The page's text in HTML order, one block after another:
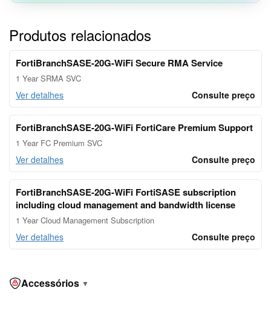
Produtos relacionados
FortiBranchSASE-20G-WiFi Secure RMA Service
1 Year SRMA SVC
Ver detalhes Consulte preço
FortiBranchSASE-20G-WiFi FortiCare Premium Support
1 Year FC Premium SVC
Ver detalhes Consulte preço
FortiBranchSASE-20G-WiFi FortiSASE subscription
including cloud management and bandwidth license
1 Year Cloud Management Subscription
Ver detalhes Consulte preço
Accessórios ▼